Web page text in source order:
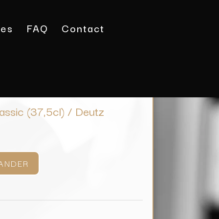
FAQ
Contact
(37,5cl) / Deutz